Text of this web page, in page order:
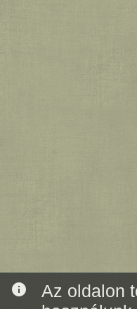
info
Az oldalon